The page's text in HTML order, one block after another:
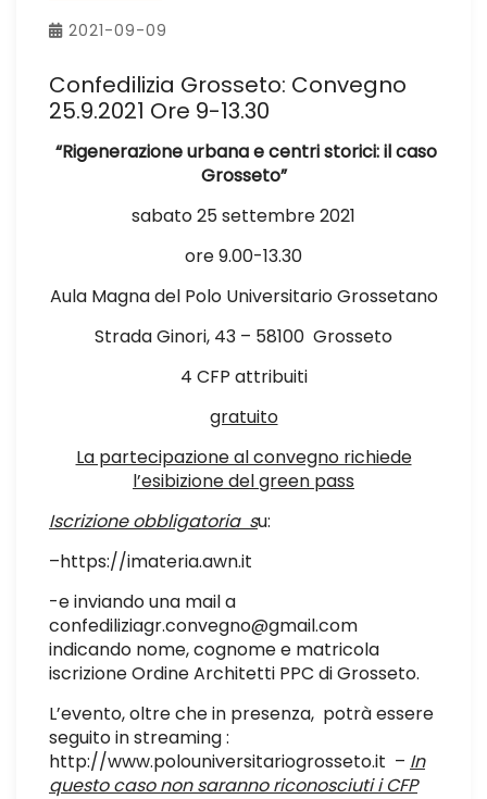
2021-09-09
Confedilizia Grosseto: Convegno
25.9.2021 Ore 9-13.30
“Rigenerazione urbana e centri storici: il caso
Grosseto”
sabato 25 settembre 2021
ore 9.00-13.30
Aula Magna del Polo Universitario Grossetano
Strada Ginori, 43 – 58100 Grosseto
4 CFP attribuiti
gratuito
La partecipazione al convegno richiede
l’esibizione del green pass
Iscrizione obbligatoria su:
–https://imateria.awn.it
-e inviando una mail a
confediliziagr.convegno@gmail.com
indicando nome, cognome e matricola
iscrizione Ordine Architetti PPC di Grosseto.
L’evento, oltre che in presenza, potrà essere
seguito in streaming :
http://www.polouniversitariogrosseto.it – In
questo caso non saranno riconosciuti i CFP